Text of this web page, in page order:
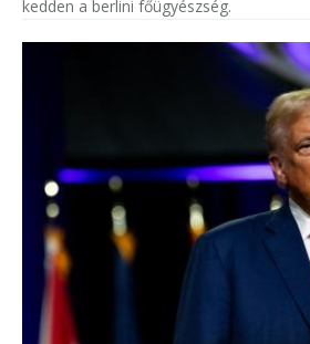
kedden a berlini főügyészség.